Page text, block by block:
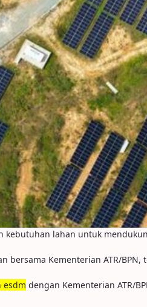
kebutuhan lahan untuk
Kementerian ATR/
esdm dengan Kementerian ATR/